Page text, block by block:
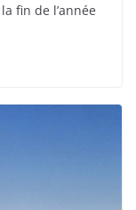
fin de l’année